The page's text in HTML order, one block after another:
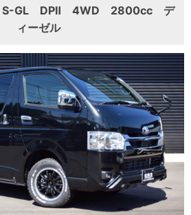
S-GL DPⅡ 4WD 2800cc デ
ィーゼル